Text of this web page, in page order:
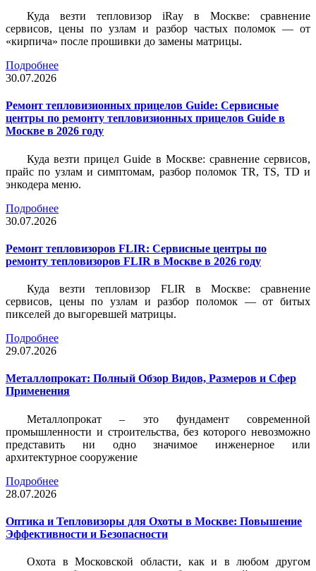
Куда везти тепловизор iRay в Москве: сравнение
сервисов, цены по узлам и разбор частых поломок — от
«кирпича» после прошивки до замены матрицы.
Подробнее
30.07.2026
Ремонт тепловизионных прицелов Guide: Сервисные
центры по ремонту тепловизионных прицелов Guide в
Москве в 2026 году
Куда везти прицел Guide в Москве: сравнение сервисов,
прайс по узлам и симптомам, разбор поломок TR, TS, TD и
энкодера меню.
Подробнее
30.07.2026
Ремонт тепловизоров FLIR: Сервисные центры по
ремонту тепловизоров FLIR в Москве в 2026 году
Куда везти тепловизор FLIR в Москве: сравнение
сервисов, цены по узлам и разбор поломок — от битых
пикселей до выгоревшей матрицы.
Подробнее
29.07.2026
Металлопрокат: Полный Обзор Видов, Размеров и Сфер
Применения
Металлопрокат – это фундамент современной
промышленности и строительства, без которого невозможно
представить ни одно значимое инженерное или
архитектурное сооружение
Подробнее
28.07.2026
Оптика и Тепловизоры для Охоты в Москве: Повышение
Эффективности и Безопасности
Охота в Московской области, как и в любом другом